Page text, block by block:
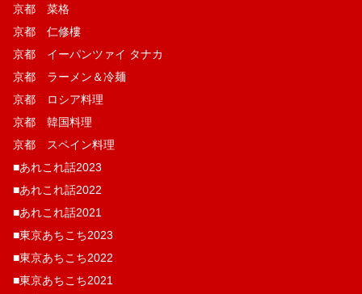
京都 菜格
京都 仁修樓
京都 イーパンツァイ タナカ
京都 ラーメン＆冷麺
京都 ロシア料理
京都 韓国料理
京都 スペイン料理
■あれこれ話2023
■あれこれ話2022
■あれこれ話2021
■東京あちこち2023
■東京あちこち2022
■東京あちこち2021